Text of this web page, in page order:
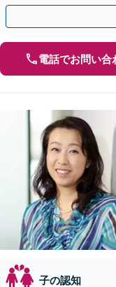
人一人に最適なサポート
電話でお問い合
子の認知